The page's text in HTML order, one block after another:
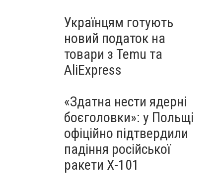
Українцям готують
новий податок на
товари з Temu та
AliExpress
«Здатна нести ядерні
боєголовки»: у Польщі
офіційно підтвердили
падіння російської
ракети Х-101